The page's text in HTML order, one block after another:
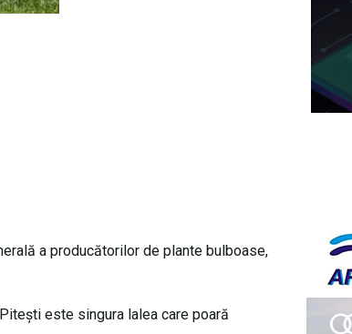
a producătorilor de plante bulboase,
este singura lalea care poară